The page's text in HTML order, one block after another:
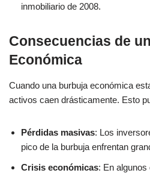
inmobiliario de 2008.
Consecuencias de
Económica
Cuando una burbuja económica
activos caen drásticamente. Esto
Pérdidas masivas: Los
pico de la burbuja enfrentan
Crisis económicas: En